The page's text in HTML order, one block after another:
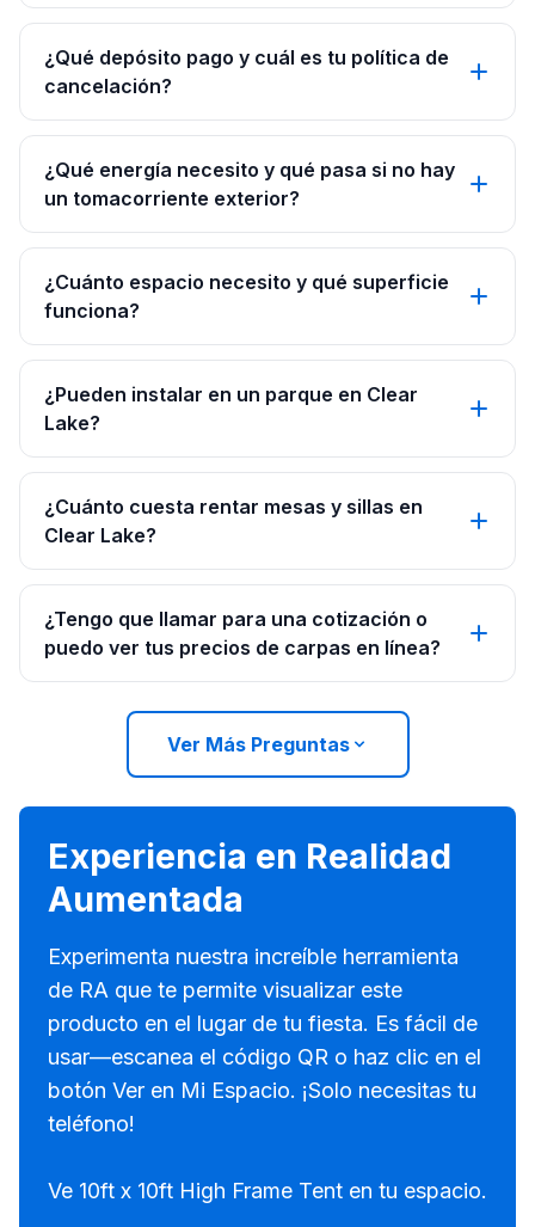
¿Qué depósito pago y cuál es tu política de
cancelación?
¿Qué energía necesito y qué pasa si no hay
un tomacorriente exterior?
¿Cuánto espacio necesito y qué superficie
funciona?
¿Pueden instalar en un parque en Clear
Lake?
¿Cuánto cuesta rentar mesas y sillas en
Clear Lake?
¿Tengo que llamar para una cotización o
puedo ver tus precios de carpas en línea?
Ver Más Preguntas
Experiencia en Realidad
Aumentada
Experimenta nuestra increíble herramienta
de RA que te permite visualizar este
producto en el lugar de tu fiesta. Es fácil de
usar—escanea el código QR o haz clic en el
botón Ver en Mi Espacio. ¡Solo necesitas tu
teléfono!
Ve 10ft x 10ft High Frame Tent en tu espacio.